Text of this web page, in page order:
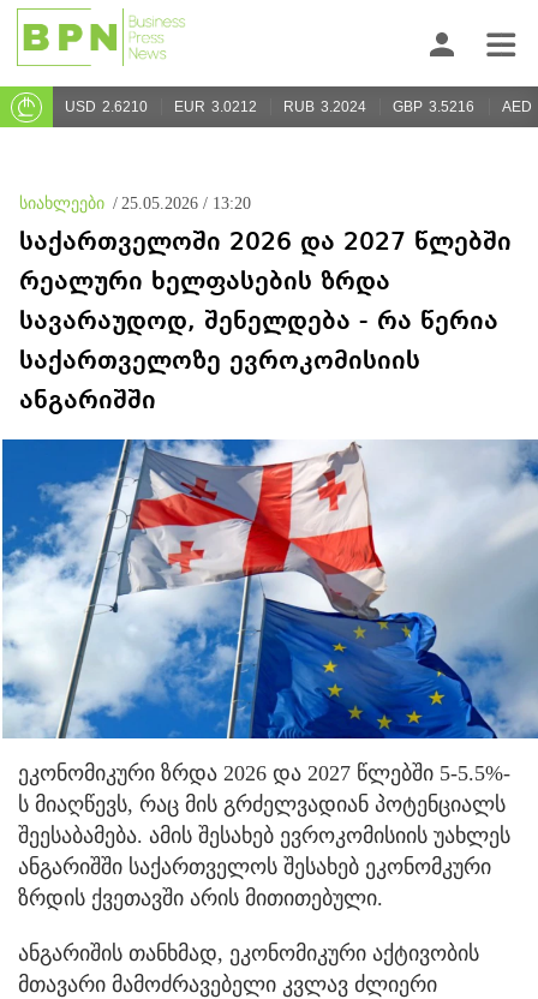
USD 2.6210 EUR 3.0212 RUB 3.2024 GBP 3.5216 AED
სიახლეები / 25.05.2026 / 13:20
საქართველოში 2026 და 2027 წლებში
რეალური ხელფასების ზრდა
სავარაუდოდ, შენელდება - რა წერია
საქართველოზე ევროკომისიის
ანგარიშში
ეკონომიკური ზრდა 2026 და 2027 წლებში 5-5.5%-
ს მიაღწევს, რაც მის გრძელვადიან პოტენციალს
შეესაბამება. ამის შესახებ ევროკომისიის უახლეს
ანგარიშში საქართველოს შესახებ ეკონომკური
ზრდის ქვეთავში არის მითითებული.
ანგარიშის თანხმად, ეკონომიკური აქტივობის
მთავარი მამოძრავებელი კვლავ ძლიერი